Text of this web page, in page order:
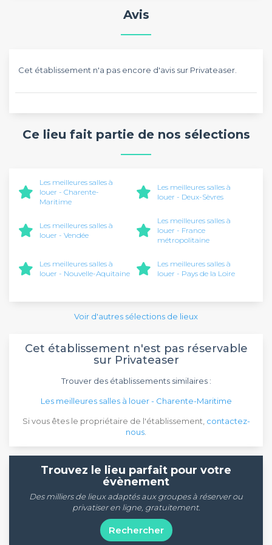
Avis
Cet établissement n'a pas encore d'avis sur Privateaser.
Ce lieu fait partie de nos sélections
Les meilleures salles à
louer - Charente-
Maritime
Les meilleures salles à
louer - Deux-Sèvres
Les meilleures salles à
louer - Vendée
Les meilleures salles à
louer - France
métropolitaine
Les meilleures salles à
louer - Nouvelle-Aquitaine
Les meilleures salles à
louer - Pays de la Loire
Voir d'autres sélections de lieux
Cet établissement n'est pas réservable
sur Privateaser
Trouver des établissements similaires :
Les meilleures salles à louer - Charente-Maritime
Si vous êtes le propriétaire de l'établissement, contactez-
nous
Trouvez le lieu parfait pour votre
évènement
Des milliers de lieux adaptés aux groupes à réserver ou
privatiser en ligne, gratuitement.
Rechercher